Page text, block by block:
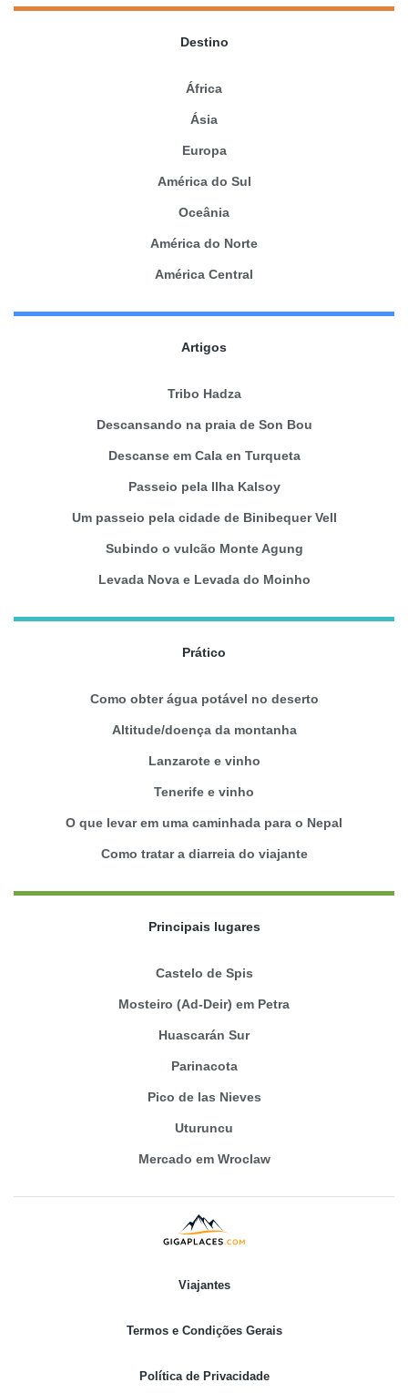
Destino
África
Ásia
Europa
América do Sul
Oceânia
América do Norte
América Central
Artigos
Tribo Hadza
Descansando na praia de Son Bou
Descanse em Cala en Turqueta
Passeio pela Ilha Kalsoy
Um passeio pela cidade de Binibequer Vell
Subindo o vulcão Monte Agung
Levada Nova e Levada do Moinho
Prático
Como obter água potável no deserto
Altitude/doença da montanha
Lanzarote e vinho
Tenerife e vinho
O que levar em uma caminhada para o Nepal
Como tratar a diarreia do viajante
Principais lugares
Castelo de Spis
Mosteiro (Ad-Deir) em Petra
Huascarán Sur
Parinacota
Pico de las Nieves
Uturuncu
Mercado em Wroclaw
Viajantes
Termos e Condições Gerais
Política de Privacidade